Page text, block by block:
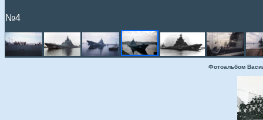
№4
Фотоальбом